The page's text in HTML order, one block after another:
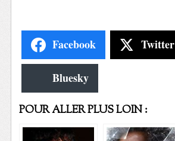
Facebook Twitter
Bluesky
POUR ALLER PLUS LOIN :